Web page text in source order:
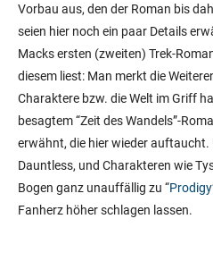
Vorbau aus, den der Roman bis
seien hier noch ein paar Details
Macks ersten (zweiten) Trek-
diesem liest: Man merkt die
Charaktere bzw. die Welt im Griff
besagtem “Zeit des Wandels”-
erwähnt, die hier wieder
Dauntless, und Charakteren wie
Bogen ganz unauffällig zu “Prodigy
Fanherz höher schlagen lassen.